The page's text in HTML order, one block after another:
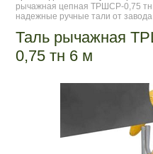
рычажная цепная ТРШСР-0,75 тн
надежные ручные тали от завода
Таль рычажная
0,75 тн 6 м